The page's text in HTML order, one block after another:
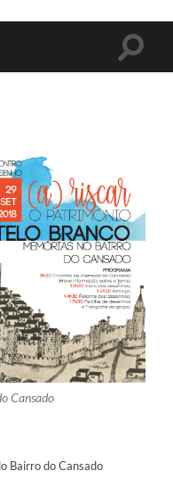
Toggle
Cansado
Bairro do Cansado